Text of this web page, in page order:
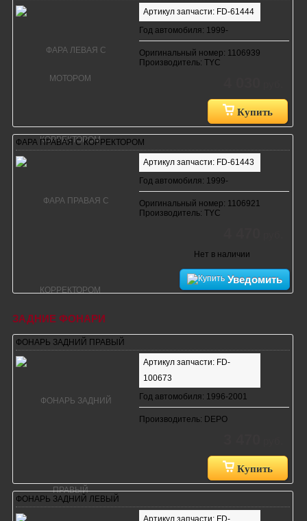
Артикул запчасти: FD-61444
Год автомобиля: 1999-
Оригинальный номер: 1106939
Производитель: TYC
Купить
ФАРА ПРАВАЯ С КОРРЕКТОРОМ
Артикул запчасти: FD-61443
Год автомобиля: 1999-
Оригинальный номер: 1106921
Производитель: TYC
Нет в наличии
Уведомить
ЗАДНИЕ ФОНАРИ
ФОНАРЬ ЗАДНИЙ ПРАВЫЙ
Артикул запчасти: FD-
100673
Год автомобиля: 1996-2001
Производитель: DEPO
Купить
ФОНАРЬ ЗАДНИЙ ЛЕВЫЙ